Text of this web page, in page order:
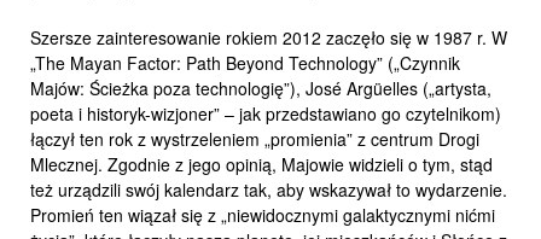
Szersze zainteresowanie rokiem 2012 zaczęło się w 1987 r. W
„The Mayan Factor: Path Beyond Technology” („Czynnik
Majów: Ścieżka poza technologię”), José Argüelles („artysta,
poeta i historyk-wizjoner” – jak przedstawiano go czytelnikom)
łączył ten rok z wystrzeleniem „promienia” z centrum Drogi
Mlecznej. Zgodnie z jego opinią, Majowie widzieli o tym, stąd
też urządzili swój kalendarz tak, aby wskazywał to wydarzenie.
Promień ten wiązał się z „niewidocznymi galaktycznymi nićmi